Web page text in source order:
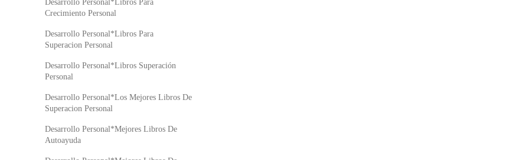
Desarrollo Personal*Libros Para
Crecimiento Personal
Desarrollo Personal*Libros Para
Superacion Personal
Desarrollo Personal*Libros Superación
Personal
Desarrollo Personal*Los Mejores Libros De
Superacion Personal
Desarrollo Personal*Mejores Libros De
Autoayuda